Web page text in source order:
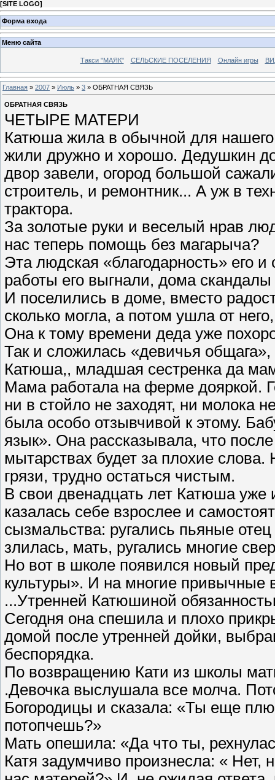
[SITE LOGO]
Форма входа
Меню сайта
Такси "МАЯК" СЕЛЬСКИЕ ПОСЕЛЕНИЯ Онлайн игры
Главная » 2007 » Июль » 3 » ОБРАТНАЯ СВЯЗЬ
ОБРАТНАЯ СВЯЗЬ
ЧЕТЫРЕ МАТЕРИ
Катюша жила в обычной для
жили дружно и хорошо. Дедушкин
двор завели, огород большой
строитель, и ремонтник... А уж в
трактора.
За золотые руки и веселый нрав
нас теперь помощь без магарыча?
Эта людская «благодарность» его
работы его выгнали, дома
И поселились в доме, вместо
сколько могла, а потом ушла от
Она к тому времени деда уже
Так и сложилась «девичья
Катюша,, младшая сестренка да
Мама работала на ферме дояркой.
ни в стойло не заходят, ни молока
была особо отзывчивой к этому.
язык». Она рассказывала, что
мытарствах будет за плохие
грязи, трудно остаться чистым.
В свои двенадцать лет Катюша уже
казалась себе взрослее и
сызмальства: ругались пьяные
злилась, мать, ругались многие
Но вот в школе появился новый
культуры». И на многие привычные
...Утренней Катюшиной
Сегодня она спешила и плохо
домой после утренней дойки,
беспорядка.
По возвращению Кати из школы
.Девочка выслушала все молча.
Богородицы и сказала: «Ты еще
потопчешь?»
Мать опешила: «Да что ты,
Катя задумчиво произнесла: « Нет,